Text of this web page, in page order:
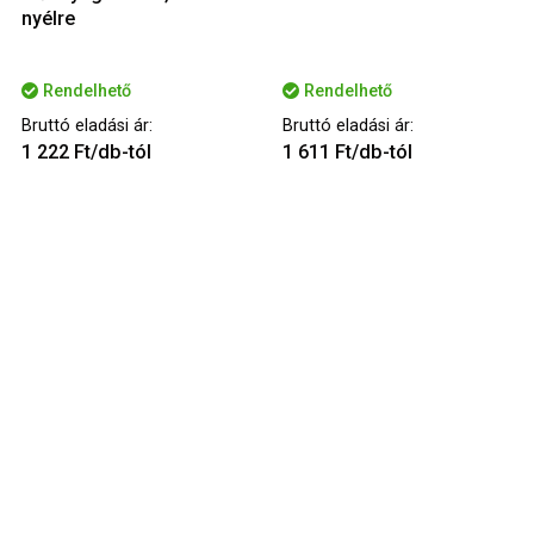
nyélre
Rendelhető
Bruttó eladási ár:
1 222 Ft/db-tól
Rendelhető
Bruttó eladási ár:
1 611 Ft/db-tól